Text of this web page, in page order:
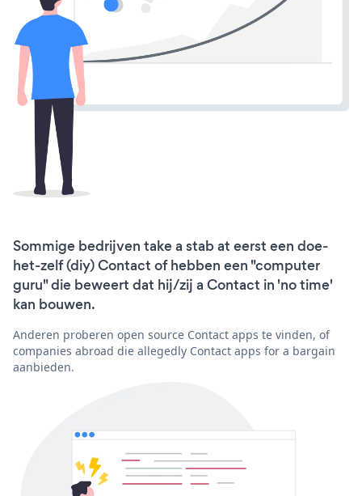
Sommige bedrijven take a stab at eerst een doe-
het-zelf (diy) Contact of hebben een "computer
guru" die beweert dat hij/zij a Contact in 'no time'
kan bouwen.
Anderen proberen open source Contact apps te vinden, of
companies abroad die allegedly Contact apps for a bargain
aanbieden.